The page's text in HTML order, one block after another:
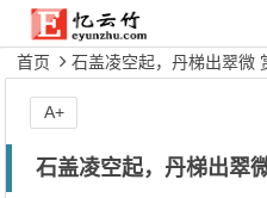
首页 石盖凌空起，丹梯出翠微
石盖凌空起，丹梯出翠
A+